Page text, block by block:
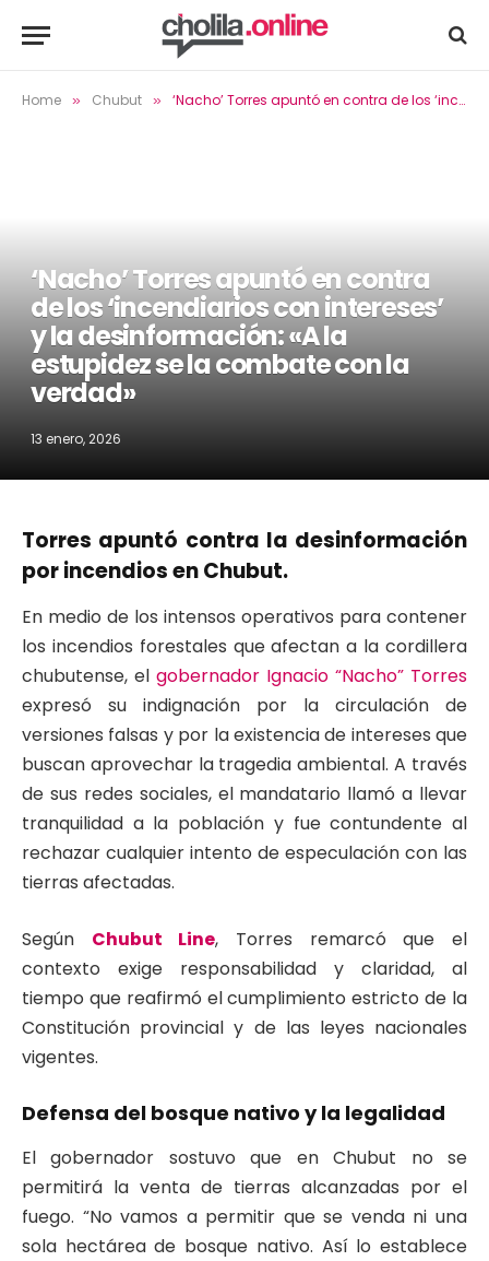
Home » Chubut » ‘Nacho’ Torres apuntó en contra de los ‘incendiarios con intereses’ y la desinformación: «A la estupidez se la combate con la verdad»
‘Nacho’ Torres apuntó en contra
de los ‘incendiarios con intereses’
y la desinformación: «A la
estupidez se la combate con la
verdad»
13 enero, 2026
Torres apuntó contra la desinformación
por incendios en Chubut.
En medio de los intensos operativos para contener
los incendios forestales que afectan a la cordillera
chubutense, el gobernador Ignacio “Nacho” Torres
expresó su indignación por la circulación de
versiones falsas y por la existencia de intereses que
buscan aprovechar la tragedia ambiental. A través
de sus redes sociales, el mandatario llamó a llevar
tranquilidad a la población y fue contundente al
rechazar cualquier intento de especulación con las
tierras afectadas.
Según Chubut Line, Torres remarcó que el
contexto exige responsabilidad y claridad, al
tiempo que reafirmó el cumplimiento estricto de la
Constitución provincial y de las leyes nacionales
vigentes.
Defensa del bosque nativo y la legalidad
El gobernador sostuvo que en Chubut no se
permitirá la venta de tierras alcanzadas por el
fuego. “No vamos a permitir que se venda ni una
sola hectárea de bosque nativo. Así lo establece